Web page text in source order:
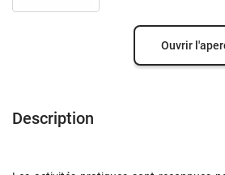
Ouvrir
Description